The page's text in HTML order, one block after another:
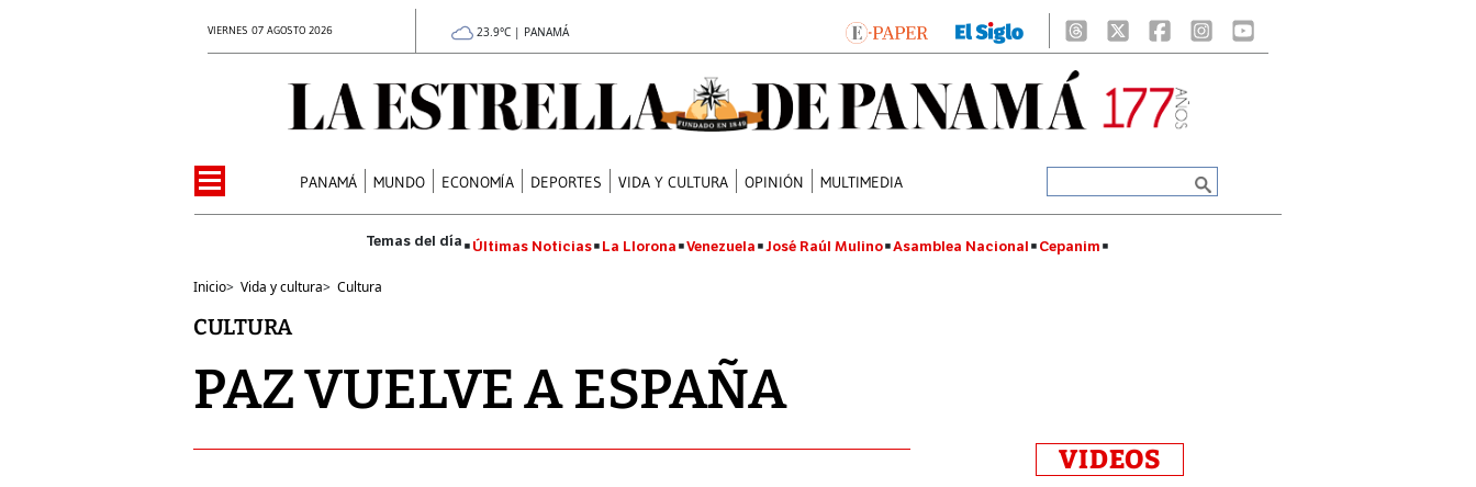
VIERNES 07 AGOSTO 2026 23.9°C | PANAMÁ
PANAMÁ MUNDO ECONOMÍA DEPORTES VIDA Y CULTURA OPINIÓN MULTIMEDIA
Últimas Noticias La Llorona Venezuela José Raúl Mulino Asamblea Nacional Cepanim
Inicio> Vida y cultura> Cultura
CULTURA
PAZ VUELVE A ESPAÑA
VIDEOS